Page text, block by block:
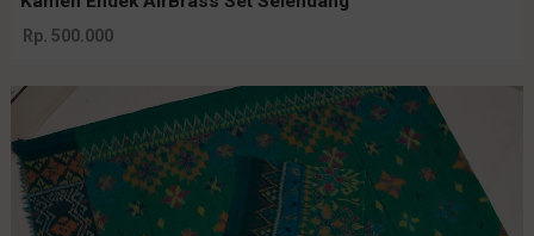
Rp. 500.000